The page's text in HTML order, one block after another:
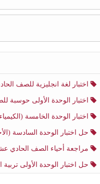
اختبار لغة انجليزية للصف الحادي عشر
اختبار الوحدة الأولى حوسبة للصف الحادي عشر
اختبار الوحدة الخامسة (الكيمياء الحيوية - البناء الضوئي)
حل اختبار الوحدة السادسة (الأحماض النووية والوراثة) أحياء
مراجعة أحياء الصف الحادي عشر علمي
حل اختبار الوحدة الأولى تربية اسلامية للصف